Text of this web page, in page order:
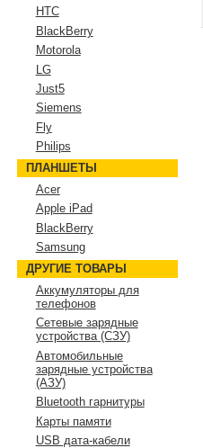
HTC
BlackBerry
Motorola
LG
Just5
Siemens
Fly
Philips
ПЛАНШЕТЫ
Acer
Apple iPad
BlackBerry
Samsung
ДРУГИЕ ТОВАРЫ
Аккумуляторы для
телефонов
Сетевые зарядные
устройства (СЗУ)
Автомобильные
зарядные устройства
(АЗУ)
Bluetooth гарнитуры
Карты памяти
USB дата-кабели